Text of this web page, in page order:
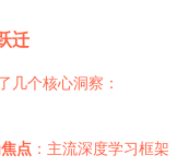
迁
几个核心洞察：
点 ：主流深度学习框架